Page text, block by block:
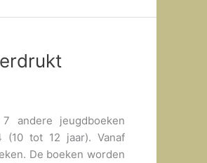
andere jeugdboeken
tot 12 jaar). Vanaf
De boeken worden